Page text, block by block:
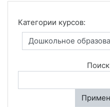
Категории курсов: